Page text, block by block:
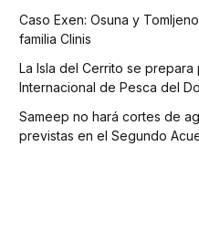
Caso Exen: Osuna y
familia Clinis
La Isla del Cerrito se prepara
Internacional de Pesca del
Sameep no hará cortes de
previstas en el Segundo